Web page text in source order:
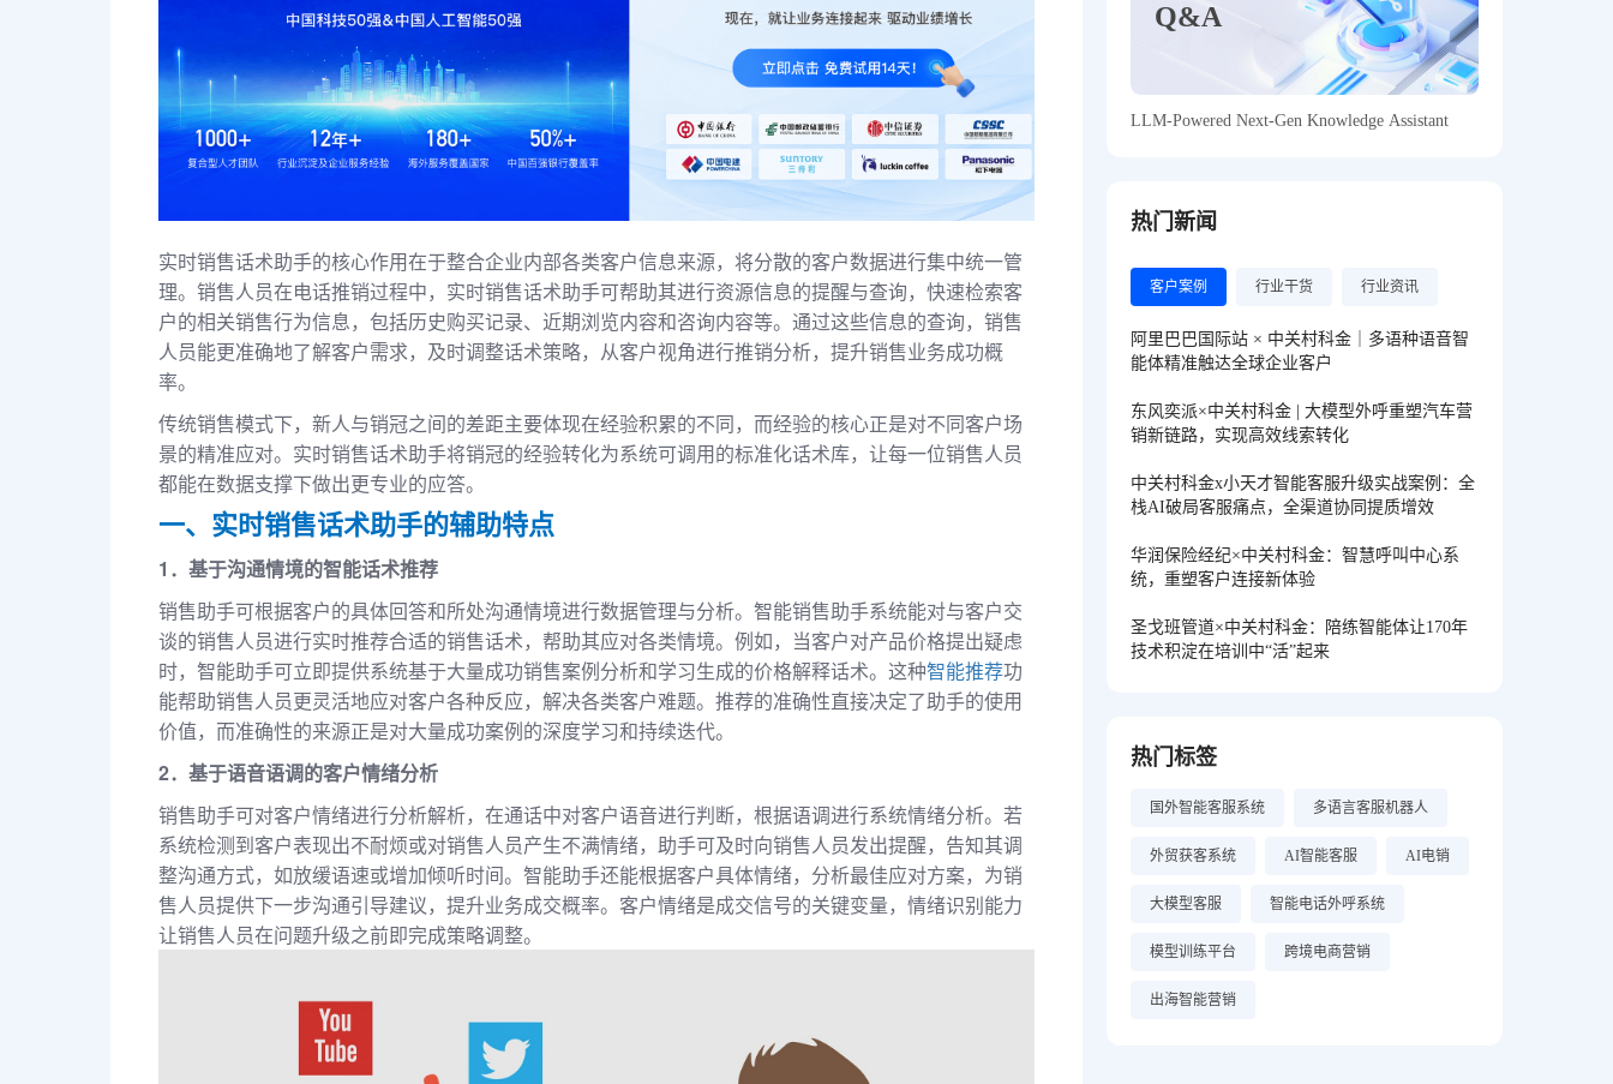
实时销售话术助手的核心作用在于整合企业内部各类客户信息来源，将分散的客户数据进行集中统一管
理。销售人员在电话推销过程中，实时销售话术助手可帮助其进行资源信息的提醒与查询，快速检索客
户的相关销售行为信息，包括历史购买记录、近期浏览内容和咨询内容等。通过这些信息的查询，销售
人员能更准确地了解客户需求，及时调整话术策略，从客户视角进行推销分析，提升销售业务成功概
率。
传统销售模式下，新人与销冠之间的差距主要体现在经验积累的不同，而经验的核心正是对不同客户场
景的精准应对。实时销售话术助手将销冠的经验转化为系统可调用的标准化话术库，让每一位销售人员
都能在数据支撑下做出更专业的应答。
一、实时销售话术助手的辅助特点
1．基于沟通情境的智能话术推荐
销售助手可根据客户的具体回答和所处沟通情境进行数据管理与分析。智能销售助手系统能对与客户交
谈的销售人员进行实时推荐合适的销售话术，帮助其应对各类情境。例如，当客户对产品价格提出疑虑
时，智能助手可立即提供系统基于大量成功销售案例分析和学习生成的价格解释话术。这种智能推荐功
能帮助销售人员更灵活地应对客户各种反应，解决各类客户难题。推荐的准确性直接决定了助手的使用
价值，而准确性的来源正是对大量成功案例的深度学习和持续迭代。
2．基于语音语调的客户情绪分析
销售助手可对客户情绪进行分析解析，在通话中对客户语音进行判断，根据语调进行系统情绪分析。若
系统检测到客户表现出不耐烦或对销售人员产生不满情绪，助手可及时向销售人员发出提醒，告知其调
整沟通方式，如放缓语速或增加倾听时间。智能助手还能根据客户具体情绪，分析最佳应对方案，为销
售人员提供下一步沟通引导建议，提升业务成交概率。客户情绪是成交信号的关键变量，情绪识别能力
让销售人员在问题升级之前即完成策略调整。
Q&A
LLM‑Powered Next‑Gen Knowledge Assistant
热门新闻
客户案例 行业干货 行业资讯
阿里巴巴国际站 × 中关村科金｜多语种语音智
能体精准触达全球企业客户
东风奕派×中关村科金 | 大模型外呼重塑汽车营
销新链路，实现高效线索转化
中关村科金x小天才智能客服升级实战案例：全
栈AI破局客服痛点，全渠道协同提质增效
华润保险经纪×中关村科金：智慧呼叫中心系
统，重塑客户连接新体验
圣戈班管道×中关村科金：陪练智能体让170年
技术积淀在培训中“活”起来
热门标签
国外智能客服系统 多语言客服机器人
外贸获客系统 AI智能客服 AI电销
大模型客服 智能电话外呼系统
模型训练平台 跨境电商营销
出海智能营销